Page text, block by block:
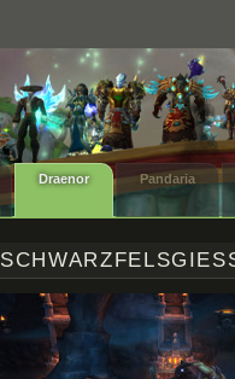
Draenor Pandaria